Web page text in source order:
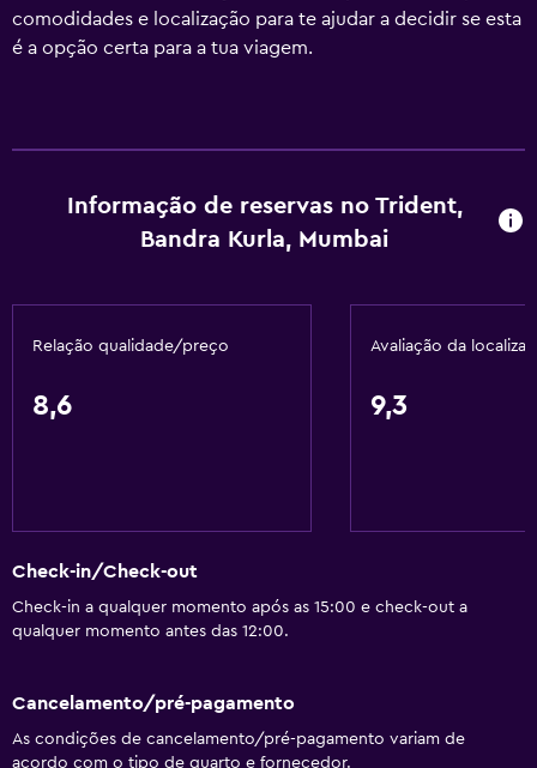
comodidades e localização para te ajudar a decidir se esta
é a opção certa para a tua viagem.
Informação de reservas no Trident,
Bandra Kurla, Mumbai
Relação qualidade/preço
8,6
Avaliação da
9,3
Check-in/Check-out
Check-in a qualquer momento após as 15:00 e check-out a
qualquer momento antes das 12:00.
Cancelamento/pré-pagamento
As condições de cancelamento/pré-pagamento variam de
acordo com o tipo de quarto e fornecedor.